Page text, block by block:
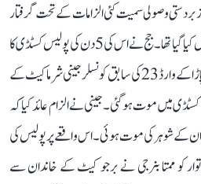
وصولی سمیت کئی الزامات کے تحت گرفتار
کیا تھا۔ اسے جمعہ کو کورٹ میں بھی پیش کیا گیا تھا۔ جج نے اس کی 5 دن کی پولیس کسٹڈی کا
حکم دیا تھا لیکن ہفتہ کو پتہ چلا کہ کانچرا پاڑا کے وارڈ 23 کی سابق کونسلر جینی شرما کیٹ کے
میں موت ہو گئی۔ جینی نے الزام عائد کیا کہ
کے شوہر کی موت ہوئی۔ اس واقعے پر پولیس کی
کو ممتا بنرجی نے برجو کیٹ کے خاندان سے